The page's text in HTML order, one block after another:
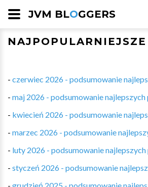
JVM BLOGGERS
- czerwiec 2026 - podsumowanie
- maj 2026 - podsumowanie
- kwiecień 2026 - podsumowanie
- marzec 2026 - podsumowanie
- luty 2026 - podsumowanie
- styczeń 2026 - podsumowanie